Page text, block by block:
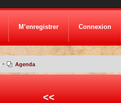
M’enregistrer Connexion
• Agenda
<<